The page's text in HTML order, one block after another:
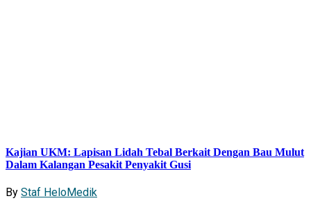
Kajian UKM: Lapisan Lidah Tebal Berkait Dengan Bau Mulut
Dalam Kalangan Pesakit Penyakit Gusi
By Staf HeloMedik